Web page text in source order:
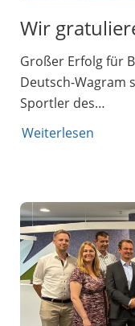
Wir
Großer Erfolg für
Deutsch-Wagram
Sportler des…
Weiterlesen